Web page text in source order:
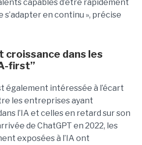
capables d’être rapidement
en continu », précise
dans les
first”
également intéressée à l’écart
les entreprises ayant
l’IA et celles en retard sur son
de ChatGPT en 2022, les
exposées à l’IA ont